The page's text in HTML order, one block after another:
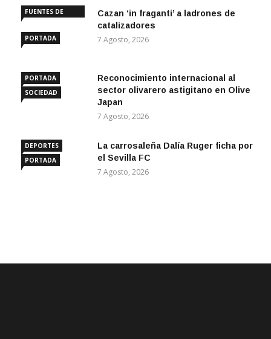
FUENTES DE
PORTADA
Cazan ‘in fraganti’ a ladrones de
catalizadores
7 Agosto, 2026
PORTADA
SOCIEDAD
Reconocimiento internacional al
sector olivarero astigitano en Olive
Japan
7 Agosto, 2026
DEPORTES
PORTADA
La carrosaleña Dalía Ruger ficha por
el Sevilla FC
7 Agosto, 2026